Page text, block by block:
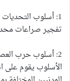
1: أسلوب
تفجير صراعات
2: أسلوب حرب
الأسلوب يقوم على